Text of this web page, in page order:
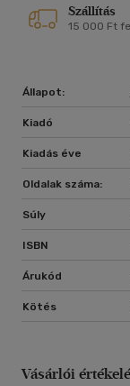
Szállítás
15 000 Ft
Állapot:
Kiadó
Kiadás éve
Oldalak száma:
Súly
ISBN
Árukód
Kötés
Vásárlói